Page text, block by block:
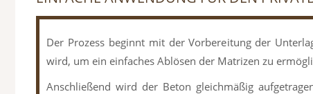
Der Prozess beginnt mit der Vorbereitung der
wird, um ein einfaches Ablösen der Matrizen zu
Anschließend wird der Beton gleichmäßig